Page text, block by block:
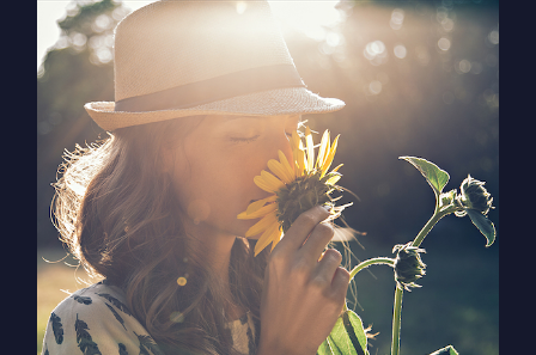
שמש
באריה
ופורטל
האריות –
מציאת
שמחה